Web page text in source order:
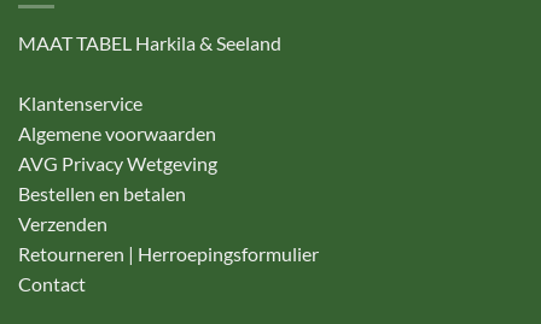
MAAT TABEL Harkila & Seeland
Klantenservice
Algemene voorwaarden
AVG Privacy Wetgeving
Bestellen en betalen
Verzenden
Retourneren | Herroepingsformulier
Contact